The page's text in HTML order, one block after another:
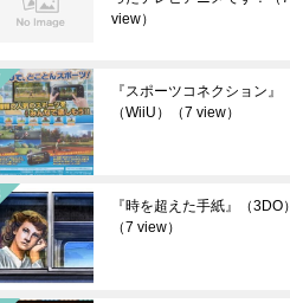
view）
『スポーツコネクション』
（WiiU）
（7 view）
『時を超えた手紙』（3DO）
（7 view）